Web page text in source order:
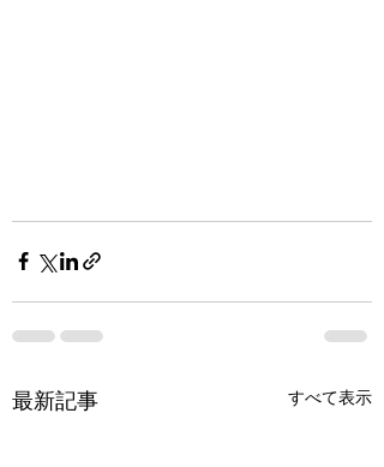
最新記事 すべて表示